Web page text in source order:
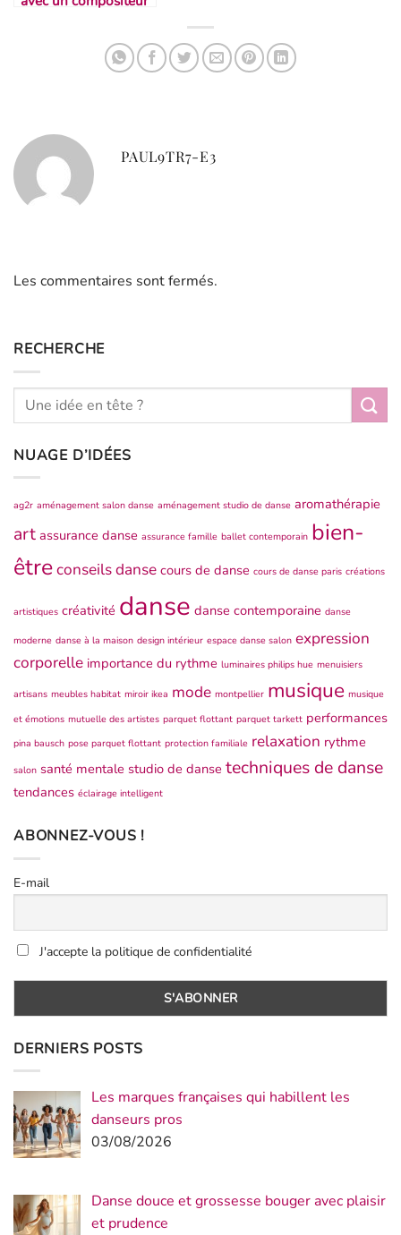
PAUL9TR7-E3
Les commentaires sont fermés.
RECHERCHE
NUAGE D’IDÉES
ag2r aménagement salon danse aménagement studio de danse aromathérapie
art assurance danse assurance famille ballet contemporain bien-
êtreconseils danse cours de danse cours de danse paris créations
artistiques créativité danse danse contemporaine danse
moderne danse à la maison design intérieur espace danse salon expression
corporelle importance du rythme luminaires philips hue menuisiers
artisans meubles habitat miroir ikea mode montpellier musique musique
et émotions mutuelle des artistes parquet flottant parquet tarkett performances
pina bausch pose parquet flottant protection familiale relaxation rythme
salon santé mentale studio de danse techniques de danse
tendances éclairage intelligent
ABONNEZ-VOUS !
E-mail
J'accepte la politique de confidentialité
DERNIERS POSTS
Les marques françaises qui habillent les
danseurs pros
03/08/2026
Danse douce et grossesse bouger avec plaisir
et prudence